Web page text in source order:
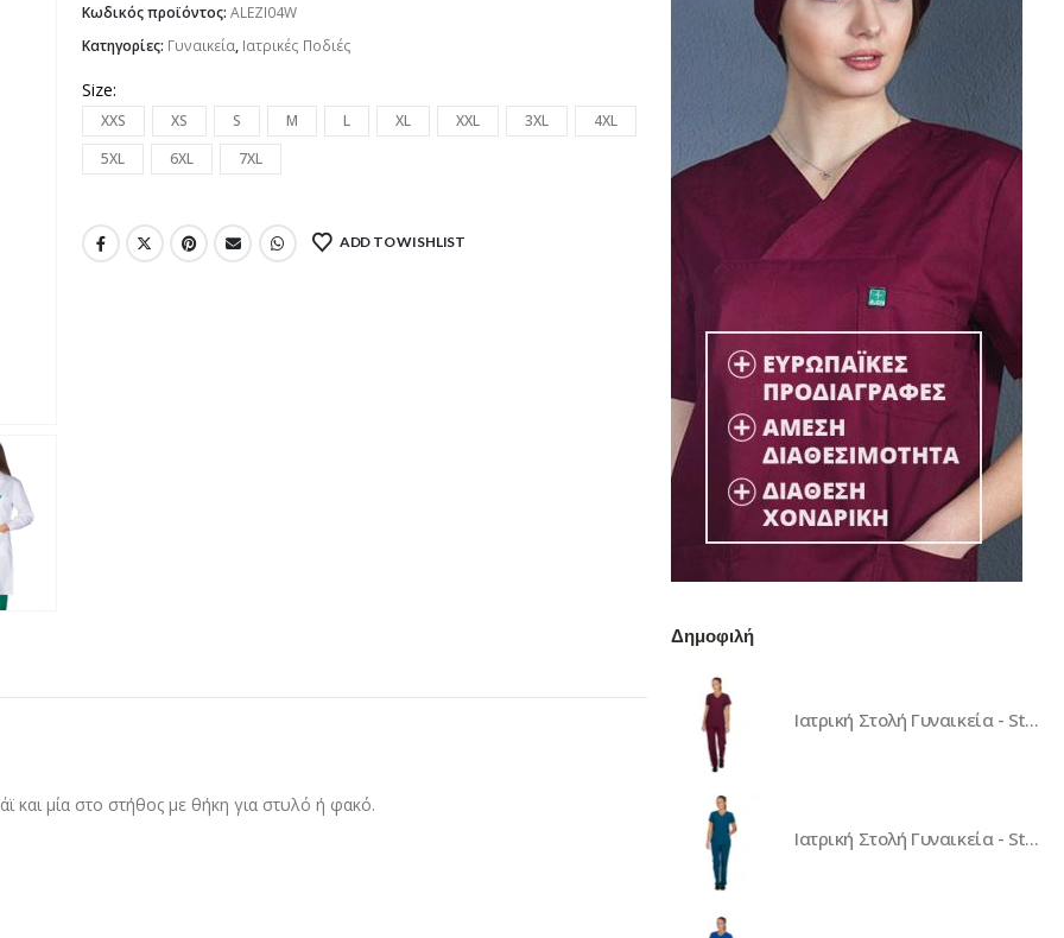
Κωδικός προϊόντος: ALEZI04W
Κατηγορίες: Γυναικεία, Ιατρικές Ποδιές
Size
XXS XS S M L XL XXL 3XL
4XL
5XL
6XL 7XL
ADD TO WISHLIST
και μία στο στήθος με θήκη για στυλό ή φακό.
Δημοφιλή
Ιατρική Στολή Γυναικεία - Stretch - Μπορντό
Ιατρική Στολή Γυναικεία - Stretch - Πετρόλ